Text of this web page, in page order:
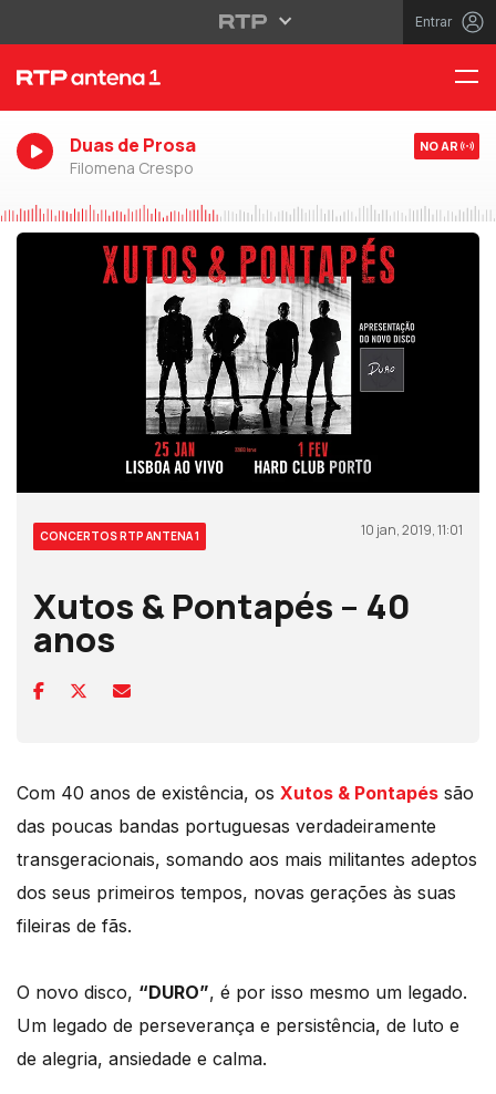
Entrar
Duas de Prosa
Filomena Crespo
NO AR
CONCERTOS RTP ANTENA 1 10 jan, 2019, 11:01
Xutos & Pontapés – 40
anos
Com 40 anos de existência, os Xutos & Pontapés são
das poucas bandas portuguesas verdadeiramente
transgeracionais, somando aos mais militantes adeptos
dos seus primeiros tempos, novas gerações às suas
fileiras de fãs.
O novo disco, “DURO”, é por isso mesmo um legado.
Um legado de perseverança e persistência, de luto e
de alegria, ansiedade e calma.